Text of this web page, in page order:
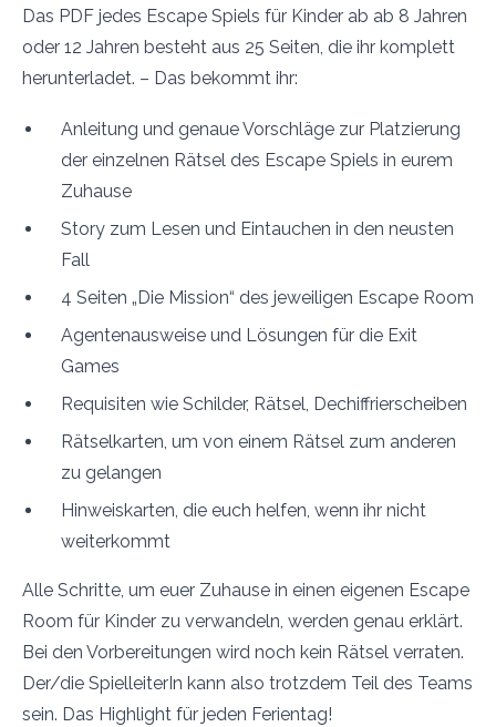
Das PDF jedes Escape Spiels für Kinder ab ab 8 Jahren
oder 12 Jahren besteht aus 25 Seiten, die ihr komplett
herunterladet. – Das bekommt ihr:
Anleitung und genaue Vorschläge zur Platzierung
der einzelnen Rätsel des Escape Spiels in eurem
Zuhause
Story zum Lesen und Eintauchen in den neusten
Fall
4 Seiten „Die Mission“ des jeweiligen Escape Room
Agentenausweise und Lösungen für die Exit
Games
Requisiten wie Schilder, Rätsel, Dechiffrierscheiben
Rätselkarten, um von einem Rätsel zum anderen
zu gelangen
Hinweiskarten, die euch helfen, wenn ihr nicht
weiterkommt
Alle Schritte, um euer Zuhause in einen eigenen Escape
Room für Kinder zu verwandeln, werden genau erklärt.
Bei den Vorbereitungen wird noch kein Rätsel verraten.
Der/die SpielleiterIn kann also trotzdem Teil des Teams
sein. Das Highlight für jeden Ferientag!